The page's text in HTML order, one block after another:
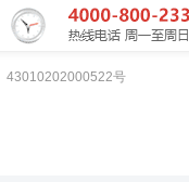
43010202000522号